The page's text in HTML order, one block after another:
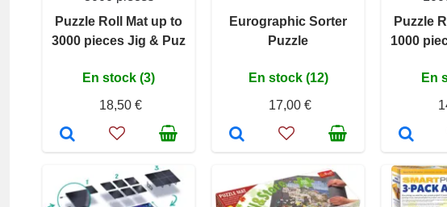
Puzzle Roll Mat up to
3000 pieces Jig & Puz
En stock (3)
18,50 €
Eurographic Sorter
Puzzle
En stock (12)
17,00 €
Puzzle
1000
En